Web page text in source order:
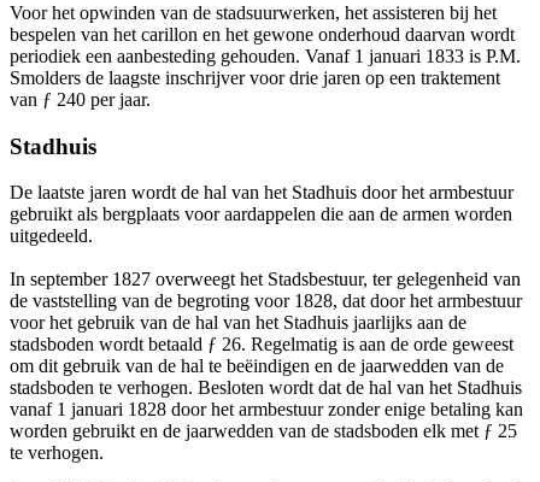
Voor het opwinden van de stadsuurwerken, het assisteren bij het
bespelen van het carillon en het gewone onderhoud daarvan wordt
periodiek een aanbesteding gehouden. Vanaf 1 januari 1833 is P.M.
Smolders de laagste inschrijver voor drie jaren op een traktement
van ƒ 240 per jaar.
Stadhuis
De laatste jaren wordt de hal van het Stadhuis door het armbestuur
gebruikt als bergplaats voor aardappelen die aan de armen worden
uitgedeeld.
In september 1827 overweegt het Stadsbestuur, ter gelegenheid van
de vaststelling van de begroting voor 1828, dat door het armbestuur
voor het gebruik van de hal van het Stadhuis jaarlijks aan de
stadsboden wordt betaald ƒ 26. Regelmatig is aan de orde geweest
om dit gebruik van de hal te beëindigen en de jaarwedden van de
stadsboden te verhogen. Besloten wordt dat de hal van het Stadhuis
vanaf 1 januari 1828 door het armbestuur zonder enige betaling kan
worden gebruikt en de jaarwedden van de stadsboden elk met ƒ 25
te verhogen.